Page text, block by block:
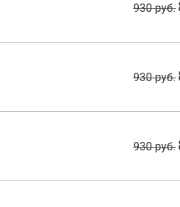
930 руб.
930 руб.
930 руб.